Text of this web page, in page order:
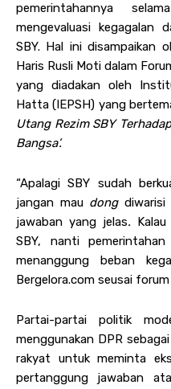
pemerintahannya
mengevaluasi kegagalan
SBY. Hal ini disampaikan
Haris Rusli Moti dalam
yang diadakan oleh
Hatta (IEPSH) yang
Utang Rezim SBY
Bangsa’.
“Apalagi SBY sudah
jangan mau dongdiwarisi
jawaban yang jelas. Kalau
SBY, nanti
menanggung beban
Bergelora.com seusai
Partai-partai politik
menggunakan DPR
rakyat untuk meminta
pertanggung jawaban